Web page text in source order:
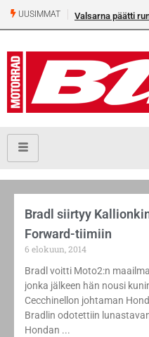
UUSIMMAT Valsarna päätti
Bradl siirtyy
Forward-tiimiin
6 elokuun, 2014
Bradl voitti Moto2:n
jonka jälkeen hän nousi
Cecchinellon johtaman
Bradlin odotettiin
Hondan